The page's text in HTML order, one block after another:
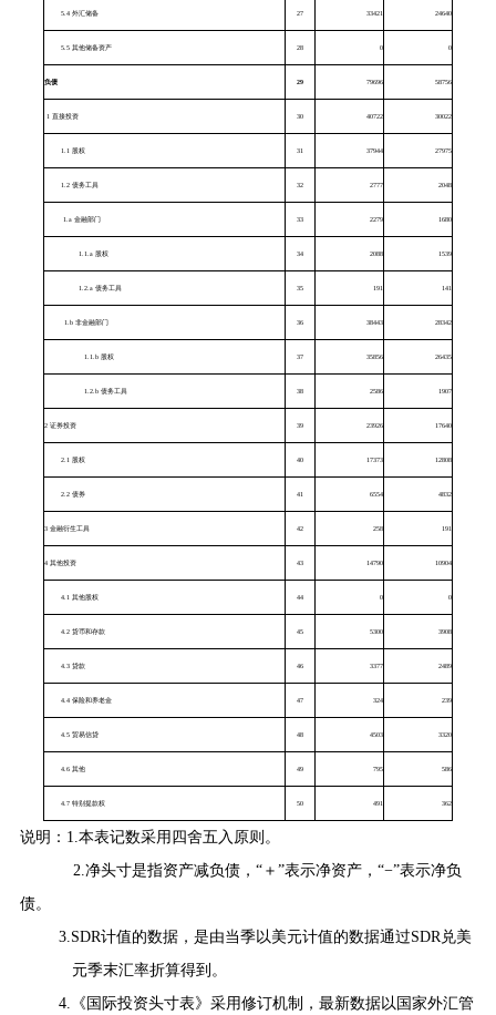
5.4 外汇储备 27 33421 24640
5.5 其他储备资产 28 0 0
负债 29 79696 58756
1直接投资 30 40722 30022
1.1 股权 31 37944 27975
1.2 债务工具 32 2777 2048
1.a 金融部门 33 2279 1680
1.1.a 股权 34 2088 1539
1.2.a债务工具 35 191 141
1.b 非金融部门 36 38443 28342
1.1.b 股权 37 35856 26435
1.2.b 债务工具 38 2586 1907
2证券投资 39 23926 17640
2.1 股权 40 17373 12808
2.2 债券 41 6554 4832
3金融衍生工具 42 258 191
4其他投资 43 14790 10904
4.1 其他股权 44 0 0
4.2 货币和存款 45 5300 3908
4.3 贷款 46 3377 2489
4.4 保险和养老金 47 324 239
4.5 贸易信贷 48 4503 3320
4.6 其他 49 795 586
4.7 特别提款权 50 491 362
说明： 1. 本表记数采用四舍五入原则。
2. 净头寸是指资产减负债， “＋ ”表示净资产， “−”表示净负
债。
3.SDR计值的数据，是由当季以美元计值的数据通过SDR 兑美
元季末汇率折算得到。
4.
《国际投资头寸表》采用修订机制，最新数据以国家外汇管